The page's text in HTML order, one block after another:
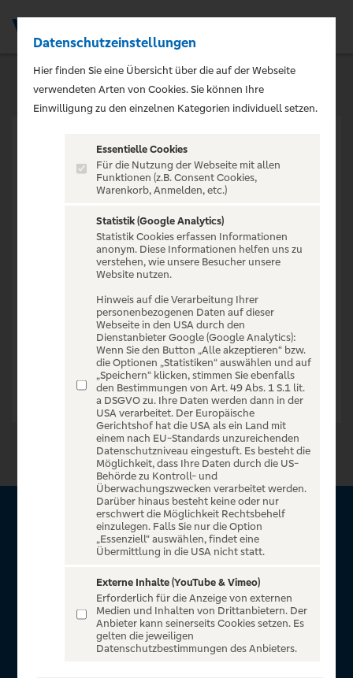
VERANSTALTUNG NICHT
GEFUNDEN
Zur Startseite
Über VR Entertain
für alle Kunden der Volksbanken Raiffeisenbanken. Auf
unserem einzigartigen Portal finden Sie Tickets für
atemberaubende Konzerte, Musicals und Shows, die
Fußball-Bundesliga sowie die Champions League und die
Datenschutzeinstellungen
Hier finden Sie eine Übersicht über die auf der Webseite
verwendeten Arten von Cookies. Sie können Ihre
Einwilligung zu den einzelnen Kategorien individuell setzen.
Essentielle Cookies
Für die Nutzung der Webseite mit allen
Funktionen (z.B. Consent Cookies,
Warenkorb, Anmelden, etc.)
Statistik (Google Analytics)
Statistik Cookies erfassen Informationen
anonym. Diese Informationen helfen uns zu
verstehen, wie unsere Besucher unsere
Website nutzen.
Hinweis auf die Verarbeitung Ihrer
personenbezogenen Daten auf dieser
Webseite in den USA durch den
Dienstanbieter Google (Google Analytics):
Wenn Sie den Button „Alle akzeptieren“ bzw.
die Optionen „Statistiken“ auswählen und auf
„Speichern“ klicken, stimmen Sie ebenfalls
den Bestimmungen von Art. 49 Abs. 1 S.1 lit.
a DSGVO zu. Ihre Daten werden dann in der
USA verarbeitet. Der Europäische
Gerichtshof hat die USA als ein Land mit
einem nach EU-Standards unzureichenden
Datenschutzniveau eingestuft. Es besteht die
Möglichkeit, dass Ihre Daten durch die US-
Behörde zu Kontroll- und
Überwachungszwecken verarbeitet werden.
Darüber hinaus besteht keine oder nur
erschwert die Möglichkeit Rechtsbehelf
einzulegen. Falls Sie nur die Option
„Essenziell“ auswählen, findet eine
Übermittlung in die USA nicht statt.
Externe Inhalte (YouTube & Vimeo)
Erforderlich für die Anzeige von externen
Medien und Inhalten von Drittanbietern. Der
Anbieter kann seinerseits Cookies setzen. Es
gelten die jeweiligen
Datenschutzbestimmungen des Anbieters.